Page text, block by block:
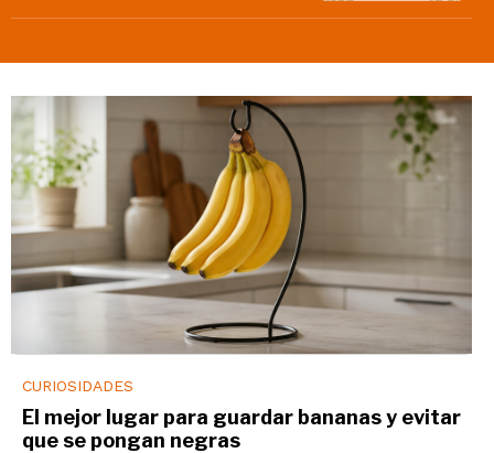
CURIOSIDADES
El mejor lugar para guardar bananas y evitar
que se pongan negras